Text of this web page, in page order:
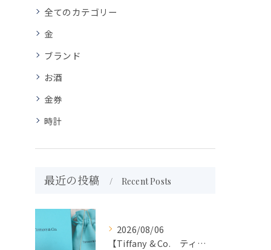
全てのカテゴリー
金
ブランド
お酒
金券
時計
最近の投稿 Recent Posts
2026/08/06
【Tiffany & Co. ティファニー】買取 大吉盛岡店 アクセサリー買取しました！！